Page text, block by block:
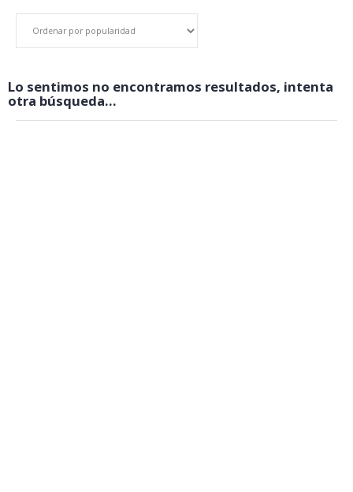
Lo sentimos no encontramos resultados, intenta
otra búsqueda...